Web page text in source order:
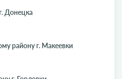
Донецка
району г. Макеевки